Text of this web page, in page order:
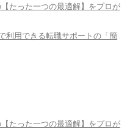
たった一つの最適解】をプロが
利用できる転職サポートの「簡
たった一つの最適解】をプロが